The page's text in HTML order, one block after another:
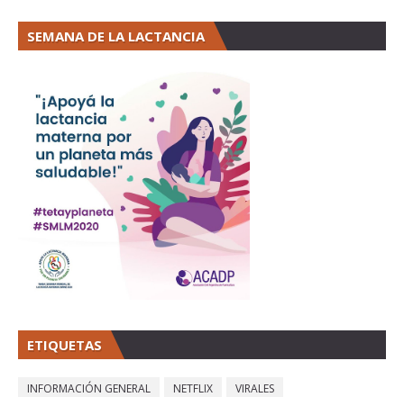
SEMANA DE LA LACTANCIA
ETIQUETAS
INFORMACIÓN GENERAL NETFLIX VIRALES